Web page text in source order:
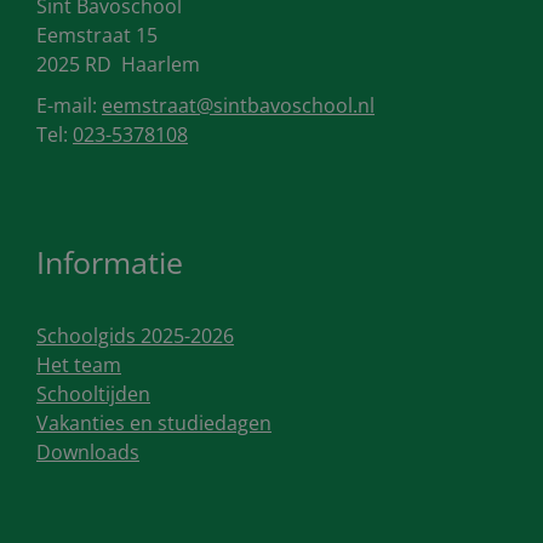
Sint Bavoschool
Eemstraat 15
2025 RD Haarlem
E-mail: eemstraat@sintbavoschool.nl
Tel: 023-5378108
Informatie
Schoolgids 2025-2026
Het team
Schooltijden
Vakanties en studiedagen
Downloads